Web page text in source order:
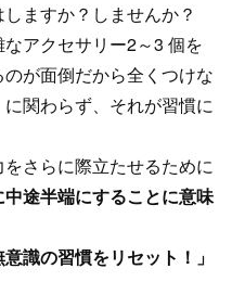
ますか？しませんか？
アクセサリー2～3 個を
が面倒だから全くつけな
関わらず、それが習慣に
さらに際立たせるために
途半端にすることに意味
識の習慣をリセット！」